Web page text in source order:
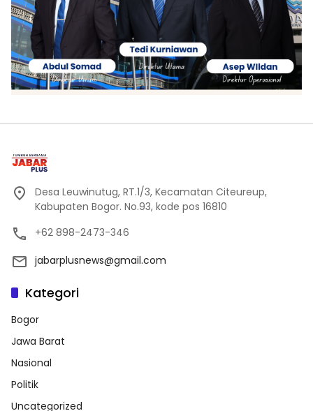
Desa Leuwinutug, RT.1/3, Kecamatan Citeureup,
Kabupaten Bogor. No.93, kode pos 16810
+62 898-2473-346
jabarplusnews@gmail.com
Kategori
Bogor
Jawa Barat
Nasional
Politik
Uncategorized